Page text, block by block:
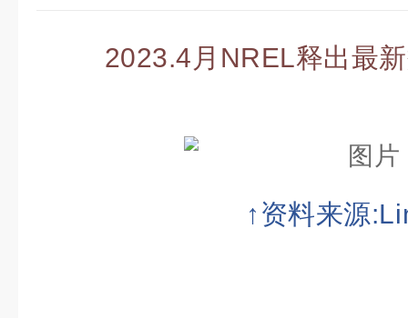
2023.4月NREL释出最
↑资料来源